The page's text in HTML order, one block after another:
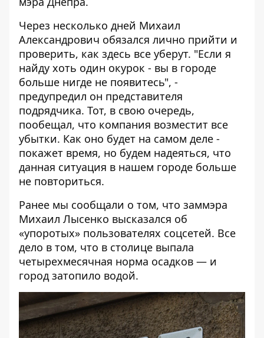
Через несколько дней Михаил
Александрович обязался лично прийти и
проверить, как здесь все уберут. "Если я
найду хоть один окурок - вы в городе
больше нигде не появитесь", -
предупредил он представителя
подрядчика. Тот, в свою очередь,
пообещал, что компания возместит все
убытки. Как оно будет на самом деле -
покажет время, но будем надеяться, что
данная ситуация в нашем городе больше
не повториться.
Ранее мы сообщали о том, что заммэра
Михаил Лысенко высказался об
«упоротых» пользователях соцсетей. Все
дело в том, что в столице выпала
четырехмесячная норма осадков — и
город затопило водой.